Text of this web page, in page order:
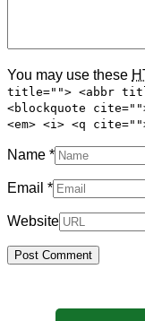
You may use these
title=""> <abbr
<blockquote
<em> <i> <q
Name *
Email *
Website